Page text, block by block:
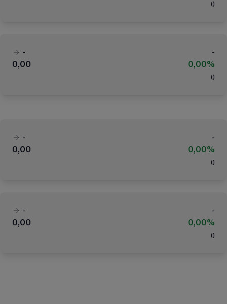
( )
-
-
0,00
0,00%
( )
-
-
0,00
0,00%
( )
-
-
0,00
0,00%
( )